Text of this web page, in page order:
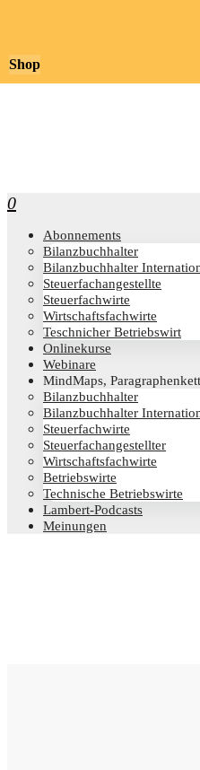
0
Abon­ne­ments
Bilanz­buch­hal­ter
Bilanz­buch­hal­ter
Steu­er­fach­an­ge­stell­te
Steu­er­fach­wir­te
Wirt­schafts­fach­wir­te
Teschni­cher Betriebswirt
Online­kur­se
Web­i­na­re
Mind­Maps,
Bilanz­buch­hal­ter
Bilanz­buch­hal­ter
Steu­er­fach­wir­te
Steu­er­fach­an­ge­stell­ter
Wirt­schafts­fach­wir­te
Betriebs­wir­te
Tech­ni­sche Betriebswirte
Lam­­bert-Pod­­casts
Mei­nun­gen
Shop